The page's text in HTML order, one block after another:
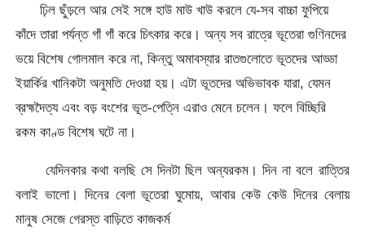
ঢ়িল ছুঁড়লে আর সেই সঙ্গে হাউ মাউ খাউ করলে যে-সব বাচ্চা ফুপিয়ে
কাঁদে তারা পর্যন্ত গাঁ গাঁ করে চিৎকার করে। অন্য সব রাত্রে ভূতেরা গুণিনদের
ভয়ে বিশেষ গোলমাল করে না, কিন্তু অমাবস্যার রাতগুলোতে ভূতদের আড্ডা
ইয়ার্কির খানিকটা অনুমতি দেওয়া হয়। এটা ভূতদের অভিভাবক যারা, যেমন
ব্রহ্মদৈত্য এবং বড় বংশের ভূত-পেত্নি এরাও মেনে চলেন। ফলে বিচ্ছিরি
রকম কাণ্ড বিশেষ ঘটে না।
যেদিনকার কথা বলছি সে দিনটা ছিল অন্যরকম। দিন না বলে রাত্তির
বলাই ভালো। দিনের বেলা ভূতেরা ঘুমোয়, আবার কেউ কেউ দিনের বেলায়
মানুষ সেজে গেরস্ত বাড়িতে কাজকর্ম